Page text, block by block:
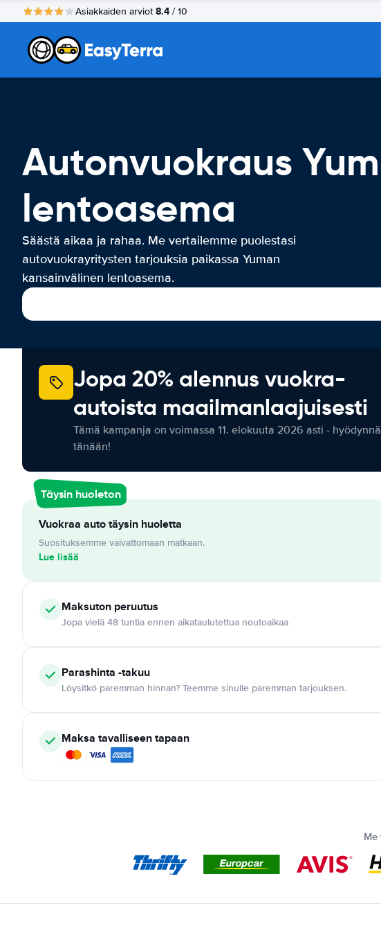
Asiakkaiden arviot 8.4 / 10
Autonvuokraus
lentoasema
Säästä aikaa ja rahaa. Me vertailemme puolestasi
autovuokrayritysten tarjouksia paikassa Yuman
kansainvälinen lentoasema.
Jopa 20% alennus vuokra-
autoista maailmanlaajuisesti
Tämä kampanja on voimassa 11. elokuuta 2026 asti -
tänään!
Täysin huoleton
Vuokraa auto täysin huoletta
Suosituksemme vaivattomaan matkaan.
Lue lisää
Maksuton peruutus
Jopa vielä 48 tuntia ennen aikataulutettua noutoaikaa
Parashinta -takuu
Löysitkö paremman hinnan? Teemme sinulle paremman tarjouksen.
Maksa tavalliseen tapaan